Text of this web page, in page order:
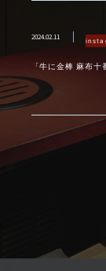
2024.02.11
「牛に金棒 麻布十